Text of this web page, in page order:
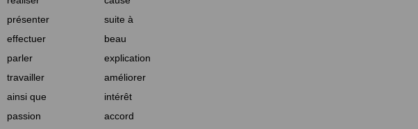
présenter
suite à
effectuer
beau
parler
explication
travailler
améliorer
ainsi que
intérêt
passion accord